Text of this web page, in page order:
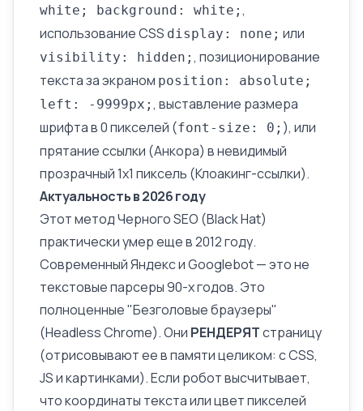
white; background: white; ,
использование CSS display: none; или
visibility: hidden; , позиционирование
текста за экраном position: absolute;
left: -9999px; , выставление размера
шрифта в 0 пикселей (font-size: 0; ), или
прятание ссылки (Анкора) в невидимый
прозрачный 1x1 пиксель (Клоакинг-ссылки).
Актуальность в 2026 году
Этот методЧерного SEO (Black Hat)
практически умер еще в 2012 году.
Современный Яндекс и Googlebot — это не
текстовые парсеры 90-х годов. Это
полноценные "Безголовые браузеры"
(Headless Chrome). Они РЕНДЕРЯТстраницу
(отрисовывают ее в памяти целиком: с CSS,
JS и картинками). Если робот высчитывает,
что координаты текста или цвет пикселей